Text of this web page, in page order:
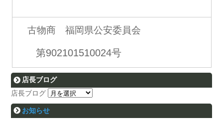
古物商 福岡県公安委員会
第902101510024号
店長ブログ
店長ブログ
お知らせ